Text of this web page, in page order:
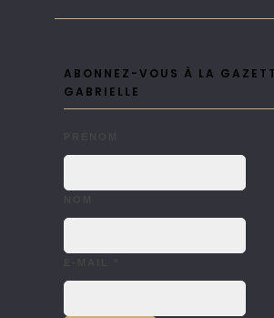
ABONNEZ-VOUS À LA
GABRIELLE